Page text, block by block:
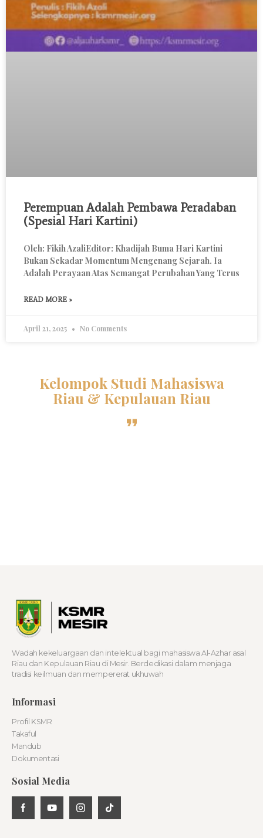
Perempuan Adalah Pembawa Peradaban
(Spesial Hari Kartini)
Oleh: Fikih AzaliEditor: Khadijah Buma Hari Kartini
Bukan Sekadar Momentum Mengenang Sejarah. Ia
Adalah Perayaan Atas Semangat Perubahan Yang Terus
READ MORE »
April 21, 2025 No Comments
Kelompok Studi Mahasiswa
Riau & Kepulauan Riau
Wadah kekeluargaan dan intelektual bagi mahasiswa Al-Azhar asal
Riau dan Kepulauan Riau di Mesir. Berdedikasi dalam menjaga
tradisi keilmuan dan mempererat ukhuwah
Informasi
Profil KSMR
Takaful
Mandub
Dokumentasi
Sosial Media